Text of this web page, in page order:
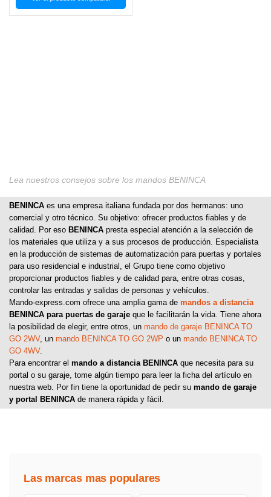
Lea nuestros consejos sobre los mandos BENINCA
BENINCA es una empresa italiana fundada por dos hermanos: uno
comercial y otro técnico. Su objetivo: ofrecer productos fiables y de
calidad. Por eso BENINCA presta especial atención a la selección de
los materiales que utiliza y a sus procesos de producción. Especialista
en la producción de sistemas de automatización para puertas y portales
para uso residencial e industrial, el Grupo tiene como objetivo
proporcionar productos fiables y de calidad para, entre otras cosas,
controlar las entradas y salidas de personas y vehículos.
Mando-express.com ofrece una amplia gama de mandos a distancia
BENINCA para puertas de garaje que le facilitarán la vida. Tiene ahora
la posibilidad de elegir, entre otros, un mando de garaje BENINCA TO
GO 2WV, un mando BENINCA TO GO 2WP o un mando BENINCA TO
GO 4WV.
Para encontrar el mando a distancia BENINCA que necesita para su
portal o su garaje, tome algún tiempo para leer la ficha del artículo en
nuestra web. Por fin tiene la oportunidad de pedir su mando de garaje
y portal BENINCA de manera rápida y fácil.
Las marcas mas populares